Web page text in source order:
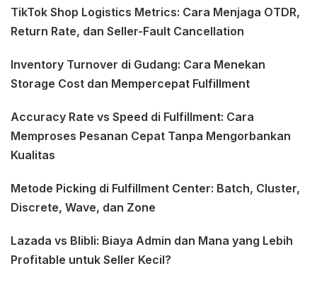
TikTok Shop Logistics Metrics: Cara Menjaga OTDR,
Return Rate, dan Seller-Fault Cancellation
Inventory Turnover di Gudang: Cara Menekan
Storage Cost dan Mempercepat Fulfillment
Accuracy Rate vs Speed di Fulfillment: Cara
Memproses Pesanan Cepat Tanpa Mengorbankan
Kualitas
Metode Picking di Fulfillment Center: Batch, Cluster,
Discrete, Wave, dan Zone
Lazada vs Blibli: Biaya Admin dan Mana yang Lebih
Profitable untuk Seller Kecil?